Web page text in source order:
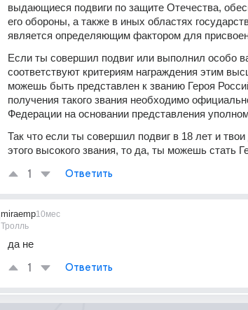
выдающиеся подвиги по защите Отечества,
его обороны, а также в иных областях
является определяющим фактором для
Если ты совершил подвиг или выполнил особо
соответствуют критериям награждения этим
можешь быть представлен к званию Героя
получения такого звания необходимо
Федерации на основании представления
Так что если ты совершил подвиг в 18 лет и
этого высокого звания, то да, ты можешь стать
1 Ответить
miraemp
Тролль
10мес
да не
1 Ответить